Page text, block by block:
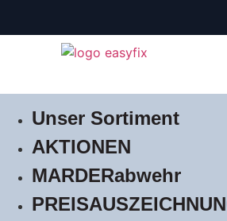
Unser Sortiment
AKTIONEN
MARDERabwehr